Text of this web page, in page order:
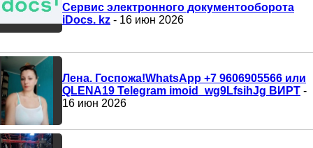
Сервис электронного документооборота
iDocs. kz - 16 июн 2026
Лена. Госпожа!WhatsApp +7 9606905566 или
QLENA19 Telegram imoid_wg9LfsihJg ВИРТ -
16 июн 2026